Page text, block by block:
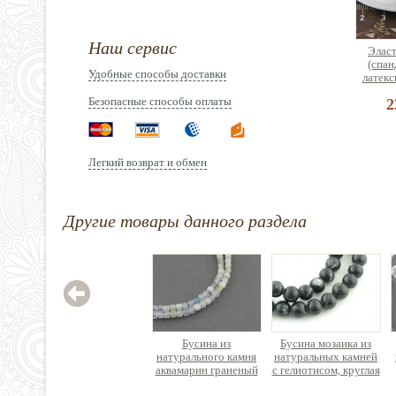
Наш сервис
Удобные способы доставки
Безопасные способы оплаты
Легкий возврат и обмен
Другие товары данного раздела
Бусина из
натурального камня
аквамарин граненый
Бусина мозаика из
натуральных камней
с гелиотисом, круглая